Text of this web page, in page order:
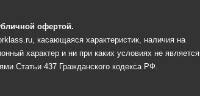
офертой.
касающаяся характеристик, наличия на
характер и ни при каких условиях не является
Статьи 437 Гражданского кодекса РФ.